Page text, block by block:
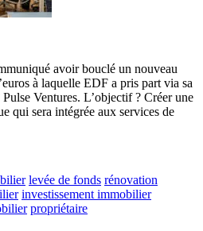
avoir bouclé un nouveau
à laquelle EDF a pris part via sa
Ventures. L’objectif ? Créer une
qui sera intégrée aux services de
levée de fonds rénovation
investissement immobilier
propriétaire